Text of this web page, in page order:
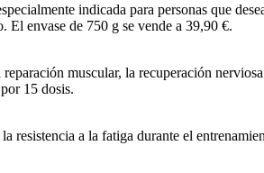
indicada para personas que
El envase de 750 g se vende a 39,90 €.
muscular, la recuperación
15 dosis.
a la fatiga durante el